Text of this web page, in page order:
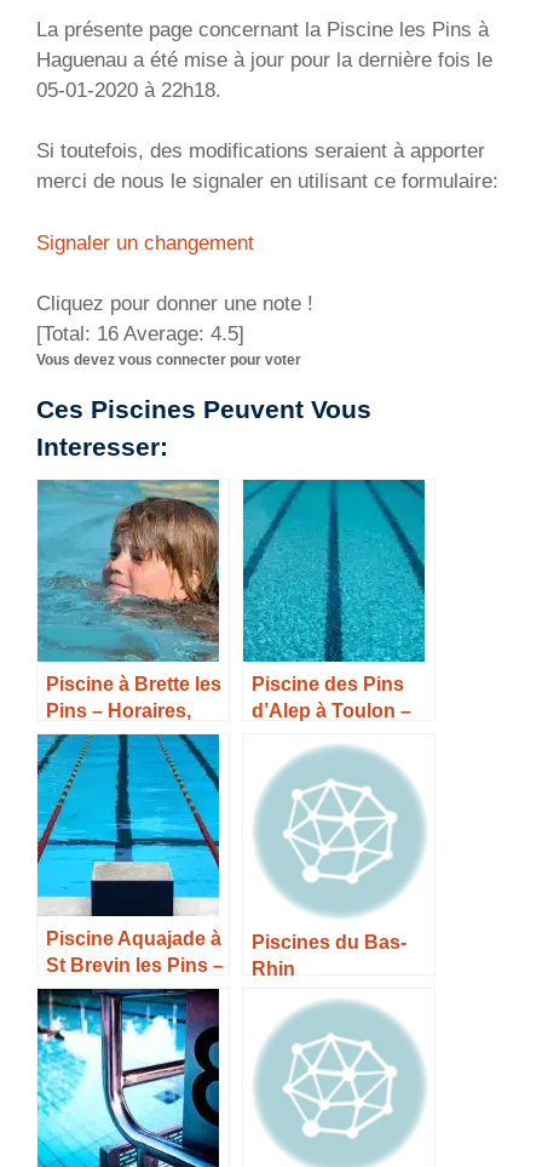
La présente page concernant la Piscine les Pins à
Haguenau a été mise à jour pour la dernière fois le
05-01-2020 à 22h18.
Si toutefois, des modifications seraient à apporter
merci de nous le signaler en utilisant ce formulaire:
Signaler un changement
Cliquez pour donner une note !
[Total: 16 Average: 4.5]
Vous devez vous connecter pour voter
Ces Piscines Peuvent Vous
Interesser:
Piscine à Brette les
Pins – Horaires,
Tarifs et Infos –
Piscine des Pins
d’Alep à Toulon –
Infos –
Piscine Aquajade à
St Brevin les Pins –
Horaires, Tarifs et
Infos –
Piscines du Bas-
Rhin